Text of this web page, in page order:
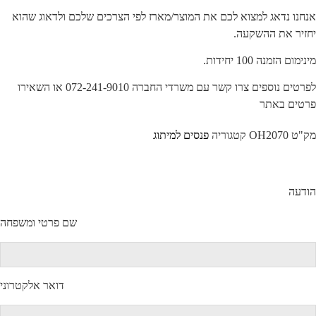
אנחנו נדאג למצוא לכם את המוצר/מארז לפי הצרכים שלכם ולדאוג שהוא
יחזיר את ההשקעה.
מינימום הזמנה 100 יחידות.
לפרטים נוספים צרו קשר עם משרדי החברה 072-241-9010 או השאירו
פרטים באתר
מק"ט OH2070 קטגוריה פנסים למיתוג
הודעה
שם פרטי ומשפחה
דואר אלקטרוני